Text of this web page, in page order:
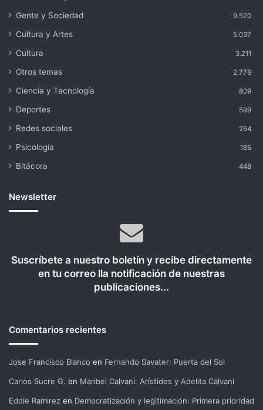
Gente y Sociedad 9.520
Cultura y Artes 5.037
Cultura 3.211
Otros temas 2.778
Ciencia y Tecnología 809
Deportes 599
Redes sociales 264
Psicología 185
Bitácora 448
Newsletter
Suscríbete a nuestro boletín y recibe directamente
en tu correo lla notificación de nuestras
publicaciones...
Comentarios recientes
Jose Francisco Blanco en Fernando Savater: Puerta del Sol
Carlos Sucre G. en Maribel Calvani: Arístides y Adelita Calvani
Eddie Ramirez en Democratización y legitimación: Primera prioridad